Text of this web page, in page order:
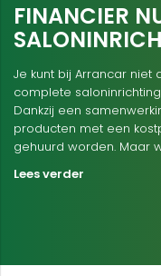
FINANCIER
Je kunt bij Arrancar niet
complete
Dankzij een
producten met een
gehuurd worden. Maar
Lees verder